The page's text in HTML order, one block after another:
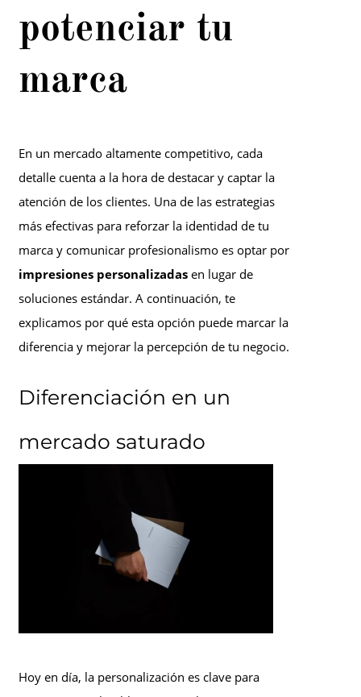
potenciar tu
marca
En un mercado altamente competitivo, cada
detalle cuenta a la hora de destacar y captar la
atención de los clientes. Una de las estrategias
más efectivas para reforzar la identidad de tu
marca y comunicar profesionalismo es optar por
impresiones personalizadas en lugar de
soluciones estándar. A continuación, te
explicamos por qué esta opción puede marcar la
diferencia y mejorar la percepción de tu negocio.
Diferenciación en un
mercado saturado
Hoy en día, la personalización es clave para